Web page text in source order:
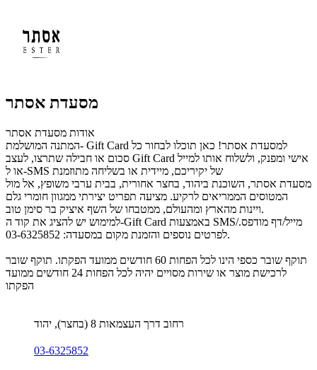
מסעדת אסתר
אודות מסעדת אסתר
המתנה המושלמת- Gift Card למסעדת אסתר! כאן תוכלו לבחור כל
סכום או חבילה שתרצו, לעצב Gift Card אישי ומפנק, ולשלוח אותו למייל
או ל-SMS של יקיריכם, מיידית או בשליחה מתוזמנת
מסעדת אסתר, השוכנת ביהוד, בחצר אחורית, בבית ערבי משופץ, אל מול
המטוסים הממריאים לרקיע. מציעה תפריט יצירתי ממגוון חומרי גלם
ויינות מהארץ ומהעולם, ממטבחו של השף איציק בר סימן טוב.
למימוש יש להציג את קוד ה-Gift Card באמצעות SMS/מייל/דף מודפס.
לפרטים נוספים והזמנת מקום במסעדה: 03-6325852.
תוקף שובר כספי הינו לכל הפחות 60 חודשים ממועד הפקתו. תוקף שובר
לרכישת מוצר או שירות מסויים יהיה לכל הפחות 24 חודשים ממועד
הפקתו
רחוב דרך העצמאות 8 (בחצר), יהוד
03-6325852